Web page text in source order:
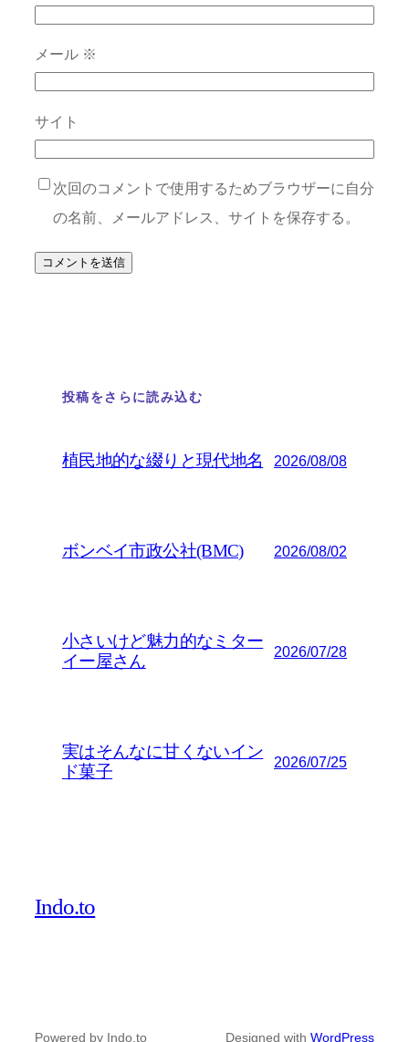
メール ※
サイト
次回のコメントで使用するためブラウザーに自分
の名前、メールアドレス、サイトを保存する。
投稿をさらに読み込む
植民地的な綴りと現代地名 2026/08/08
ボンベイ市政公社(BMC) 2026/08/02
小さいけど魅力的なミター
イー屋さん
2026/07/28
実はそんなに甘くないイン
ド菓子
2026/07/25
Indo.to
Powered by Indo.to Designed with WordPress